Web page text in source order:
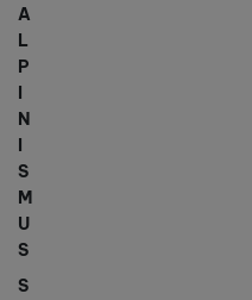
A
L
P
I
N
I
S
M
U
S
S